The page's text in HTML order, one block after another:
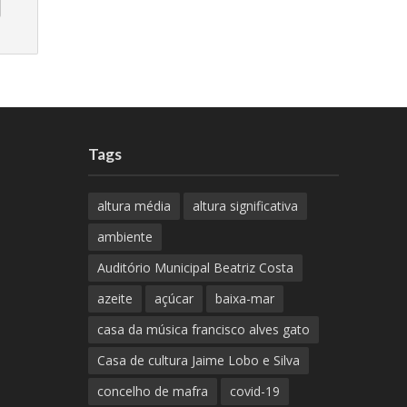
Tags
altura média
altura significativa
ambiente
Auditório Municipal Beatriz Costa
azeite
açúcar
baixa-mar
casa da música francisco alves gato
Casa de cultura Jaime Lobo e Silva
concelho de mafra
covid-19